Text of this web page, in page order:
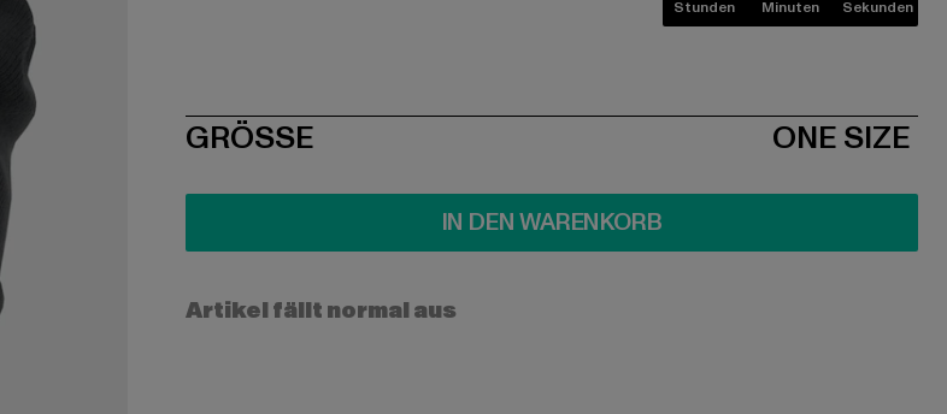
Stunden Minuten Sekunden
SIZE
GRÖSSE ONE SIZE
IN DEN WARENKORB
Artikel fällt normal aus